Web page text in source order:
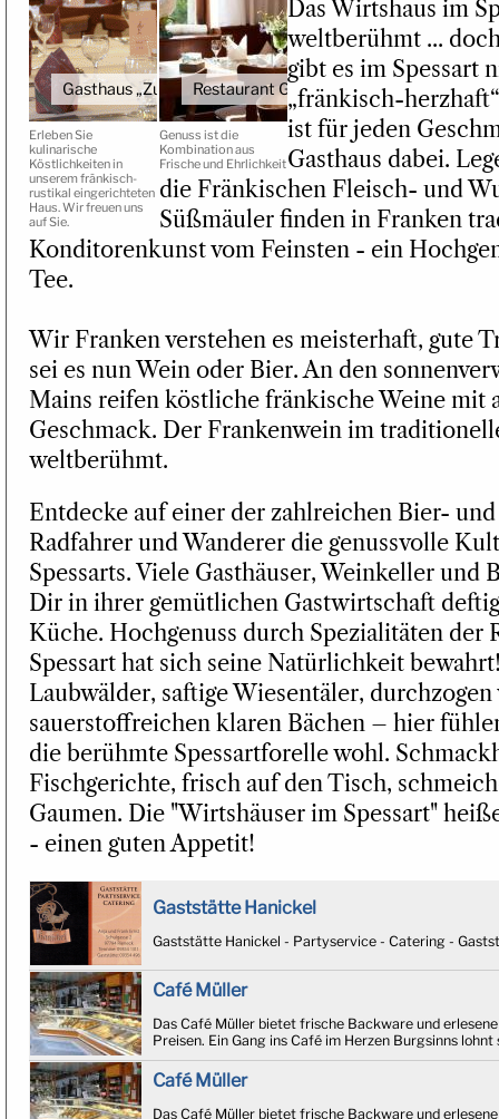
Gasthaus „Zum Löwen“
Erleben Sie
kulinarische
Köstlichkeiten in
unserem fränkisch-
rustikal eingerichteten
Haus. Wir freuen uns
auf Sie.
Restaurant Gut Dürnhof
Genuss ist die
Kombination aus
Frische und Ehrlichkeit
Das Wirtshaus im
weltberühmt ...
gibt es im Spessart
„fränkisch-
ist für jeden
Gasthaus dabei.
die Fränkischen Fleisch- und
Süßmäuler finden in Franken
Konditorenkunst vom Feinsten - ein
Tee.
Wir Franken verstehen es meisterhaft, gute
sei es nun Wein oder Bier. An den
Mains reifen köstliche fränkische Weine mit
Geschmack. Der Frankenwein im
weltberühmt.
Entdecke auf einer der zahlreichen Bier-
Radfahrer und Wanderer die genussvolle
Spessarts. Viele Gasthäuser, Weinkeller und
Dir in ihrer gemütlichen Gastwirtschaft
Küche. Hochgenuss durch Spezialitäten der
Spessart hat sich seine Natürlichkeit
Laubwälder, saftige Wiesentäler, durchzogen
sauerstoffreichen klaren Bächen – hier
die berühmte Spessartforelle wohl.
Fischgerichte, frisch auf den Tisch,
Gaumen. Die "Wirtshäuser im Spessart"
- einen guten Appetit!
Gaststätte Hanickel
Gaststätte Hanickel - Partyservice - Catering -
Café Müller
Das Café Müller bietet frische Backware und
Preisen. Ein Gang ins Café im Herzen Burgsinns lohnt
Café Müller
Das Café Müller bietet frische Backware und